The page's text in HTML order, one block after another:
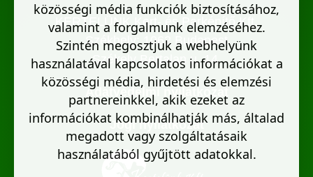
KERTELÜNK Kert- és Parképítő Kft.
Székhely: 1062 Budapest
Székely Bertalan u. 14.
Adatvédelmi nyilatkozat
Jogi nyilatkozat
közösségi média funkciók biztosításához,
valamint a forgalmunk elemzéséhez.
Szintén megosztjuk a webhelyünk
használatával kapcsolatos információkat a
közösségi média, hirdetési és elemzési
partnereinkkel, akik ezeket az
információkat kombinálhatják más, általad
megadott vagy szolgáltatásaik
használatából gyűjtött adatokkal.